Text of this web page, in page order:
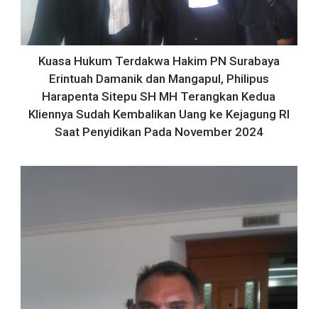
Kuasa Hukum Terdakwa Hakim PN Surabaya
Erintuah Damanik dan Mangapul, Philipus
Harapenta Sitepu SH MH Terangkan Kedua
Kliennya Sudah Kembalikan Uang ke Kejagung RI
Saat Penyidikan Pada November 2024